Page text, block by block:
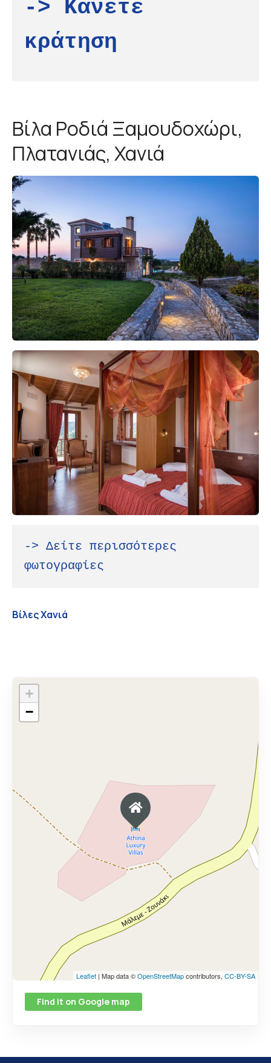
-> Κάνετε
κράτηση
Βίλα Ροδιά Ξαμουδοχώρι,
Πλατανιάς, Χανιά
-> Δείτε περισσότερες
φωτογραφίες
Βίλες Χανιά
+
−
Leaflet | Map data ©OpenStreetMapcontributors, CC-BY-SA
Find it on Google map